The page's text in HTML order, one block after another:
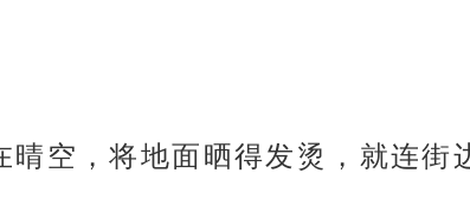
空，将地面晒得发烫，就连街